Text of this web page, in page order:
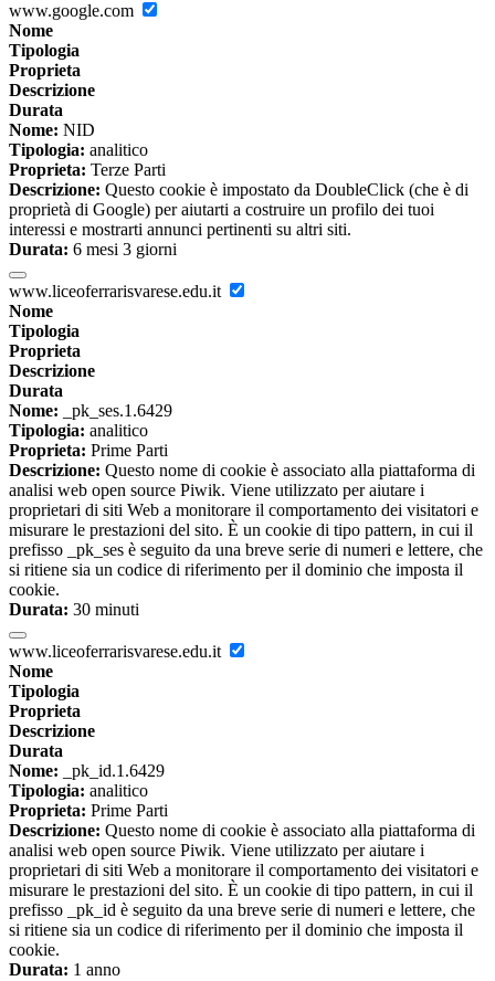
www.google.com
Nome
Tipologia
Proprieta
Descrizione
Durata
Nome: NID
Tipologia: analitico
Proprieta: Terze Parti
Descrizione: Questo cookie è impostato da DoubleClick (che è di
proprietà di Google) per aiutarti a costruire un profilo dei tuoi
interessi e mostrarti annunci pertinenti su altri siti.
Durata: 6 mesi 3 giorni
www.liceoferrarisvarese.edu.it
Nome
Tipologia
Proprieta
Descrizione
Durata
Nome: _pk_ses.1.6429
Tipologia: analitico
Proprieta: Prime Parti
Descrizione: Questo nome di cookie è associato alla piattaforma di
analisi web open source Piwik. Viene utilizzato per aiutare i
proprietari di siti Web a monitorare il comportamento dei visitatori e
misurare le prestazioni del sito. È un cookie di tipo pattern, in cui il
prefisso _pk_ses è seguito da una breve serie di numeri e lettere, che
si ritiene sia un codice di riferimento per il dominio che imposta il
cookie.
Durata: 30 minuti
www.liceoferrarisvarese.edu.it
Nome
Tipologia
Proprieta
Descrizione
Durata
Nome: _pk_id.1.6429
Tipologia: analitico
Proprieta: Prime Parti
Descrizione: Questo nome di cookie è associato alla piattaforma di
analisi web open source Piwik. Viene utilizzato per aiutare i
proprietari di siti Web a monitorare il comportamento dei visitatori e
misurare le prestazioni del sito. È un cookie di tipo pattern, in cui il
prefisso _pk_id è seguito da una breve serie di numeri e lettere, che
si ritiene sia un codice di riferimento per il dominio che imposta il
cookie.
Durata: 1 anno